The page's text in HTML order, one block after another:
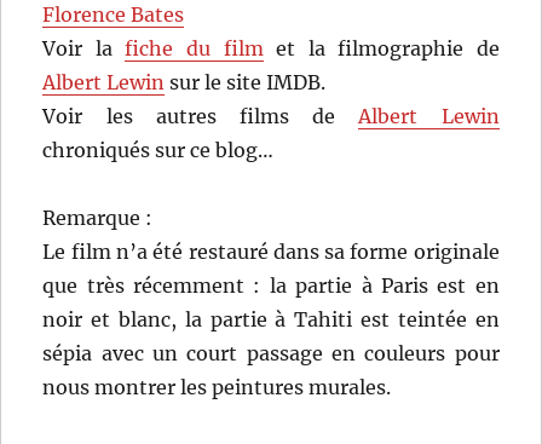
Florence Bates
Voir lafiche du film et la filmographie de
Albert Lewin sur le site IMDB.
Voir les autres films de Albert Lewin
chroniqués sur ce blog…
Remarque :
Le film n’a été restauré dans sa forme originale
que très récemment : la partie à Paris est en
noir et blanc, la partie à Tahiti est teintée en
sépia avec un court passage en couleurs pour
nous montrer les peintures murales.